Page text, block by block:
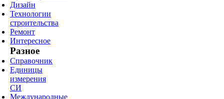
Дизайн
Технологии
строительства
Ремонт
Интересное
Разное
Справочник
Единицы
измерения
СИ
Международные